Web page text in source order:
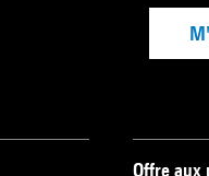
Offre aux